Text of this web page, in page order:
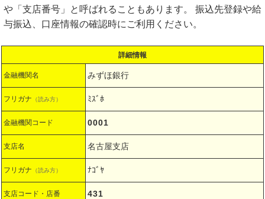
や「支店番号」と呼ばれることもあります。 振込先登録や給
与振込、口座情報の確認時にご利用ください。
詳細情報
金融機関名 みずほ銀行
フリガナ （読み方） ﾐｽﾞﾎ
金融機関コード 0001
支店名 名古屋支店
フリガナ （読み方） ﾅｺﾞﾔ
支店コード・店番 431